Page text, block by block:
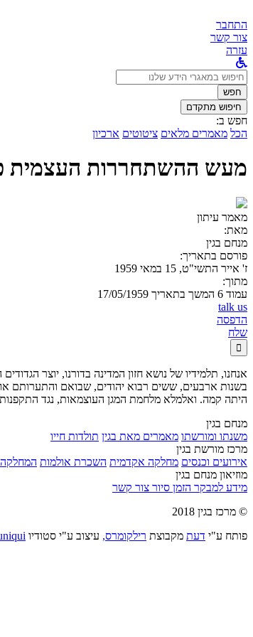
התחבר
צור קשר
עזרה
לחפש
ב:חפש
חיפוש מתקדם
חפש ב:
הכל מאמרים מלאים ציטוטים ארכיון
מעש ההשתחררות העצמית
מאמר עיתון
מאת:
מנחם בגין
פורסם בתאריך:
ז' אייר התשי"ט, 15 במאי 1959
מתוך:
עמוד 6 המשך בתאריך 17/05/1959
talk us
הדפסה
שלח

אנחנו, תלמידיו של נושא חזון המדינה בדורנו, יוצר
בשנות ארבעים, ששים רבוא יהודים, שבואם והתערותם
היתה קמה. ואלמלא מלחמת המגן העוצמאות, נגד
מנחם בגין
משנתו ומורשתו מאמרים מאת בגין תולדות חייו
מרכז מורשת בגין
אירועים וכנסים מחלקה אקדמית השכרת אולמות המחלקה
מוזיאון מנחם בגין
מידע למבקר הזמן סיור צור קשר
© מרכז בגין 2018
פותח ע"י דעת מקבוצת רילקומרס, עיצוב ע"י סטודיו